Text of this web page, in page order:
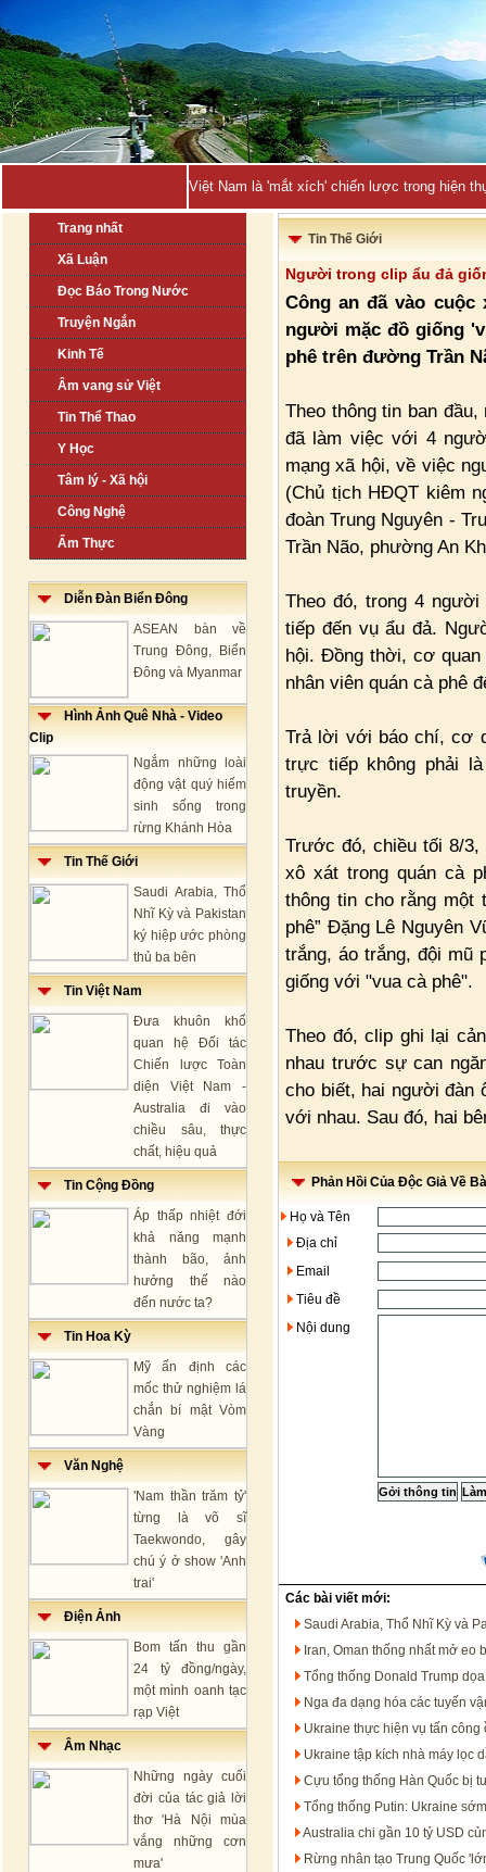
Việt Nam là 'mắt xích' chiến lược trong hiện
Trang nhất
Xã Luận
Đọc Báo Trong Nước
Truyện Ngắn
Kinh Tế
Âm vang sử Việt
Tin Thể Thao
Y Học
Tâm lý - Xã hội
Công Nghệ
Ẩm Thực
Diễn Đàn Biển Đông
ASEAN bàn về
Trung Đông, Biển
Đông và Myanmar
Hình Ảnh Quê Nhà - Video
Clip
Ngắm những loài
động vật quý hiếm
sinh sống trong
rừng Khánh Hòa
Tin Thế Giới
Saudi Arabia, Thổ
Nhĩ Kỳ và Pakistan
ký hiệp ước phòng
thủ ba bên
Tin Việt Nam
Đưa khuôn khổ
quan hệ Đối tác
Chiến lược Toàn
diện Việt Nam -
Australia đi vào
chiều sâu, thực
chất, hiệu quả
Tin Cộng Đồng
Áp thấp nhiệt đới
khả năng mạnh
thành bão, ảnh
hưởng thế nào
đến nước ta?
Tin Hoa Kỳ
Mỹ ấn định các
mốc thử nghiệm lá
chắn bí mật Vòm
Vàng
Văn Nghệ
'Nam thần trăm tỷ'
từng là võ sĩ
Taekwondo, gây
chú ý ở show 'Anh
trai'
Điện Ảnh
Bom tấn thu gần
24 tỷ đồng/ngày,
một mình oanh tạc
rạp Việt
Âm Nhạc
Những ngày cuối
đời của tác giả lời
thơ 'Hà Nội mùa
vắng những cơn
mưa'
Tin Thế Giới
Người trong clip ẩu đả
Công an đã vào
người mặc đồ giống
phê trên đường Trần
Theo thông tin ban
đã làm việc với 4
mạng xã hội, về việc
(Chủ tịch HĐQT kiêm
đoàn Trung Nguyên -
Trần Não, phường An
Theo đó, trong 4
tiếp đến vụ ẩu đả.
hội. Đồng thời, cơ
nhân viên quán cà phê
Trả lời với báo chí, cơ
trực tiếp không phải
truyền.
Trước đó, chiều tối 8/
xô xát trong quán cà
thông tin cho rằng một
phê” Đặng Lê Nguyên
trắng, áo trắng, đội mũ
giống với "vua cà phê".
Theo đó, clip ghi lại
nhau trước sự can
cho biết, hai người đàn
với nhau. Sau đó, hai
Phản Hồi Của Độc Giả Về
Họ và Tên
Địa chỉ
Email
Tiêu đề
Nội dung
Các bài viết mới:
Saudi Arabia, Thổ Nhĩ Kỳ và
Iran, Oman thống nhất mở eo
Tổng thống Donald Trump
Nga đa dạng hóa các tuyến
Ukraine thực hiện vụ tấn công
Ukraine tập kích nhà máy lọc
Cựu tổng thống Hàn Quốc bị
Tổng thống Putin: Ukraine
Australia chi gần 10 tỷ USD
Rừng nhân tạo Trung Quốc